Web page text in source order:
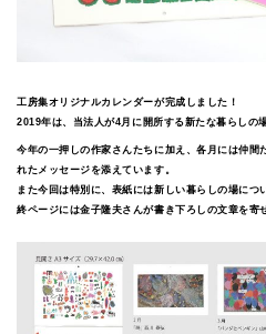
工房集オリジナルカレンダーが完成しました！
2019年は、当法人が4月に開所する新たな暮らしの
今年の一押しの作家さんたちに加え、各月には仲間
れたメッセージを添えています。
また今回は特別に、表紙には新しい暮らしの場に
終ページには金子隆夫さんが書き下ろしの文章を寄